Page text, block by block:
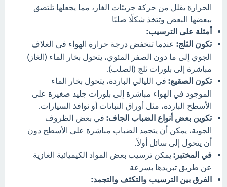
الحرارة يقلل من حركة جزيئات الغاز، مما يجعلها تلتصق
ببعضها البعض وتتخذ شكلًا صلبًا.
أمثلة على الترسيب:
تكون الثلج: عندما تنخفض درجة حرارة الهواء في الغلاف
الجوي إلى ما دون الصفر المئوي، يتحول بخار الماء (الغاز)
مباشرة إلى بلورات ثلج (الصلب).
تكون الصقيع: في الليالي الباردة، يتحول بخار الماء
الموجود في الهواء مباشرة إلى بلورات جليد صغيرة على
الأسطح الباردة، مثل أوراق النباتات أو نوافذ السيارات.
تكوين بعض أنواع الضباب الجاف: في بعض الظروف
الجوية، يمكن أن يتجمد الضباب مباشرة على الأسطح دون
أن يتحول إلى سائل أولاً.
في المختبر: يمكن ترسيب بعض المواد الكيميائية الغازية
عن طريق تبريدها بسرعة.
الفرق بين الترسيب والتكثف والتجمد: